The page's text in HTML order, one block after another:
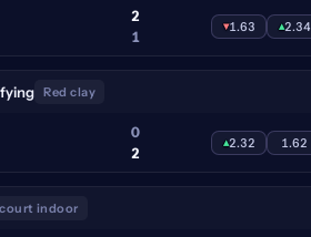
2
1
▾1.63 ▴2.34
Red clay
0
2
▴2.32 1.62
indoor